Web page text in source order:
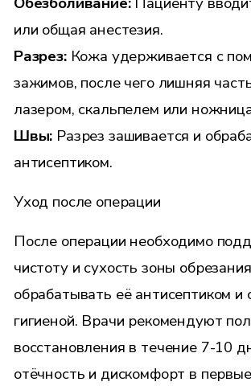
или общая анестезия.
Разрез: Кожа удерживается с
зажимов, после чего лишняя
лазером, скальпелем или
Швы: Разрез зашивается и
антисептиком.
Уход после операции
После операции необходимо
чистоту и сухость зоны
обрабатывать её антисептиком и
гигиеной. Врачи рекомендуют
восстановления в течение 7-10
отёчность и дискомфорт в